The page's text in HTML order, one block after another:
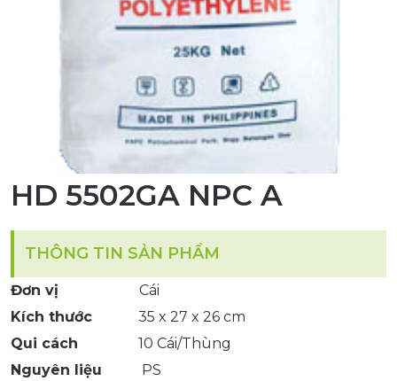
HD 5502GA NPC A
THÔNG TIN SẢN PHẨM
Đơn vị
Cái
Kích thước 35 x 27 x 26 cm
Qui cách 10 Cái/Thùng
Nguyên liệu
PS